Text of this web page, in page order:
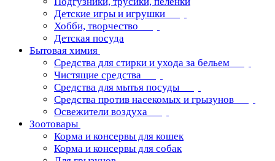
Детские игры и игрушки
Хобби, творчество
Детская посуда
Бытовая химия
Средства для стирки и ухода за бельем
Чистящие средства
Средства для мытья посуды
Средства против насекомых и грызунов
Освежители воздуха
Зоотовары
Корма и консервы для кошек
Корма и консервы для собак